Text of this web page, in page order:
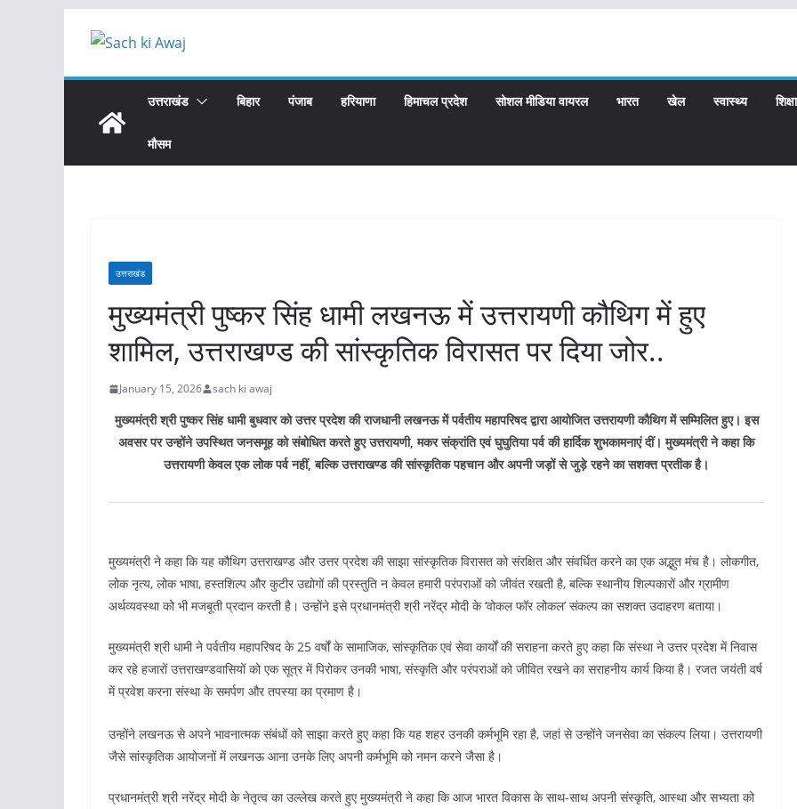
उत्तराखंड बिहार पंजाब हरियाणा हिमाचल प्रदेश सोशल मीडिया वायरल भारत खेल स्वास्थ्य शिक्षा
मौसम
उत्तराखंड
मुख्यमंत्री पुष्कर सिंह धामी लखनऊ में उत्तरायणी कौथिग में हुए
शामिल, उत्तराखण्ड की सांस्कृतिक विरासत पर दिया जोर..
January 15, 2026 sach ki awaj
मुख्यमंत्री श्री पुष्कर सिंह धामी बुधवार को उत्तर प्रदेश की राजधानी लखनऊ में पर्वतीय महापरिषद द्वारा आयोजित उत्तरायणी कौथिग में सम्मिलित हुए। इस
अवसर पर उन्होंने उपस्थित जनसमूह को संबोधित करते हुए उत्तरायणी, मकर संक्रांति एवं घुघुतिया पर्व की हार्दिक शुभकामनाएं दीं। मुख्यमंत्री ने कहा कि
उत्तरायणी केवल एक लोक पर्व नहीं, बल्कि उत्तराखण्ड की सांस्कृतिक पहचान और अपनी जड़ों से जुड़े रहने का सशक्त प्रतीक है।
मुख्यमंत्री ने कहा कि यह कौथिग उत्तराखण्ड और उत्तर प्रदेश की साझा सांस्कृतिक विरासत को संरक्षित और संवर्धित करने का एक अद्भुत मंच है। लोकगीत,
लोक नृत्य, लोक भाषा, हस्तशिल्प और कुटीर उद्योगों की प्रस्तुति न केवल हमारी परंपराओं को जीवंत रखती है, बल्कि स्थानीय शिल्पकारों और ग्रामीण
अर्थव्यवस्था को भी मजबूती प्रदान करती है। उन्होंने इसे प्रधानमंत्री श्री नरेंद्र मोदी के ‘वोकल फॉर लोकल’ संकल्प का सशक्त उदाहरण बताया।
मुख्यमंत्री श्री धामी ने पर्वतीय महापरिषद के 25 वर्षों के सामाजिक, सांस्कृतिक एवं सेवा कार्यों की सराहना करते हुए कहा कि संस्था ने उत्तर प्रदेश में निवास
कर रहे हजारों उत्तराखण्डवासियों को एक सूत्र में पिरोकर उनकी भाषा, संस्कृति और परंपराओं को जीवित रखने का सराहनीय कार्य किया है। रजत जयंती वर्ष
में प्रवेश करना संस्था के समर्पण और तपस्या का प्रमाण है।
उन्होंने लखनऊ से अपने भावनात्मक संबंधों को साझा करते हुए कहा कि यह शहर उनकी कर्मभूमि रहा है, जहां से उन्होंने जनसेवा का संकल्प लिया। उत्तरायणी
जैसे सांस्कृतिक आयोजनों में लखनऊ आना उनके लिए अपनी कर्मभूमि को नमन करने जैसा है।
प्रधानमंत्री श्री नरेंद्र मोदी के नेतृत्व का उल्लेख करते हुए मुख्यमंत्री ने कहा कि आज भारत विकास के साथ-साथ अपनी संस्कृति, आस्था और सभ्यता को